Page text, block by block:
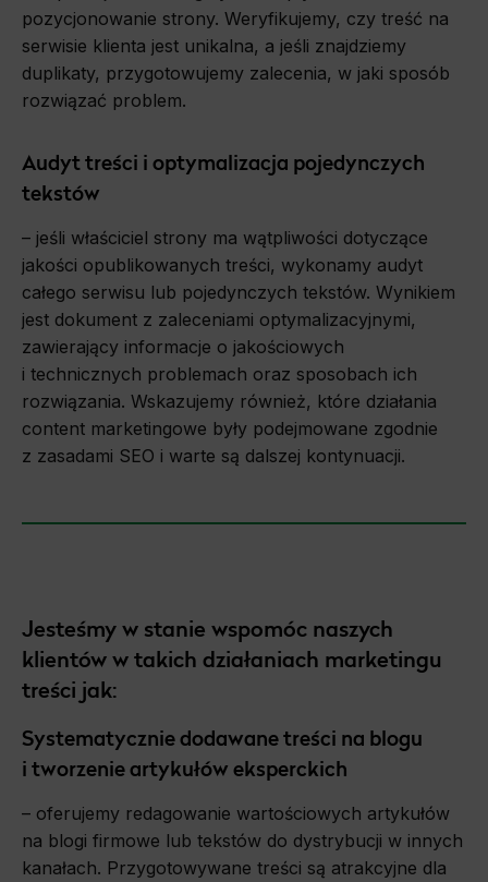
pozycjonowanie strony. Weryfikujemy, czy treść na
serwisie klienta jest unikalna, a jeśli znajdziemy
duplikaty, przygotowujemy zalecenia, w jaki sposób
rozwiązać problem.
Audyt treści i optymalizacja pojedynczych
tekstów
– jeśli właściciel strony ma wątpliwości dotyczące
jakości opublikowanych treści, wykonamy audyt
całego serwisu lub pojedynczych tekstów. Wynikiem
jest dokument z zaleceniami optymalizacyjnymi,
zawierający informacje o jakościowych
i technicznych problemach oraz sposobach ich
rozwiązania. Wskazujemy również, które działania
content marketingowe były podejmowane zgodnie
z zasadami SEO i warte są dalszej kontynuacji.
Jesteśmy w stanie wspomóc naszych
klientów w takich działaniach marketingu
treści jak:
Systematycznie dodawane treści na blogu
i tworzenie artykułów eksperckich
– oferujemy redagowanie wartościowych artykułów
na blogi firmowe lub tekstów do dystrybucji w innych
kanałach. Przygotowywane treści są atrakcyjne dla